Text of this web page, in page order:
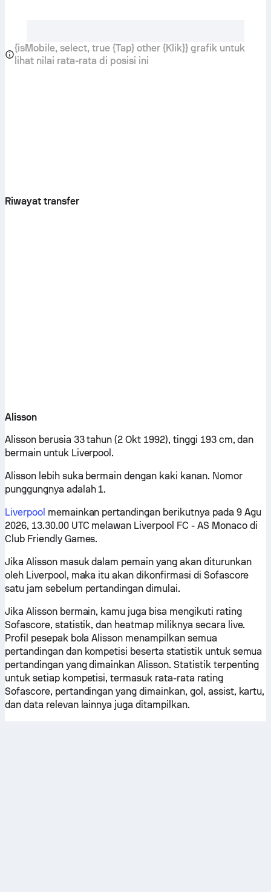
{isMobile, select, true {Tap} other {Klik}} grafik untuk
lihat nilai rata-rata di posisi ini
Riwayat transfer
Alisson
Alisson berusia 33 tahun (2 Okt 1992), tinggi 193 cm, dan
bermain untuk Liverpool.
Alisson lebih suka bermain dengan kaki kanan. Nomor
punggungnya adalah 1.
Liverpool memainkan pertandingan berikutnya pada 9 Agu
2026, 13.30.00 UTC melawan Liverpool FC - AS Monaco di
Club Friendly Games.
Jika Alisson masuk dalam pemain yang akan diturunkan
oleh Liverpool, maka itu akan dikonfirmasi di Sofascore
satu jam sebelum pertandingan dimulai.
Jika Alisson bermain, kamu juga bisa mengikuti rating
Sofascore, statistik, dan heatmap miliknya secara live.
Profil pesepak bola Alisson menampilkan semua
pertandingan dan kompetisi beserta statistik untuk semua
pertandingan yang dimainkan Alisson. Statistik terpenting
untuk setiap kompetisi, termasuk rata-rata rating
Sofascore, pertandingan yang dimainkan, gol, assist, kartu,
dan data relevan lainnya juga ditampilkan.